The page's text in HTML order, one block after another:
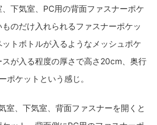
下気室、PC用の背面ファスナーポケ
のだけ入れられるファスナーポケッ
トボトルが入るようなメッシュポケ
が入る程度の厚さで高さ20cm、奥行
ポケットという感じ。
室、下気室、背面ファスナーを開くと